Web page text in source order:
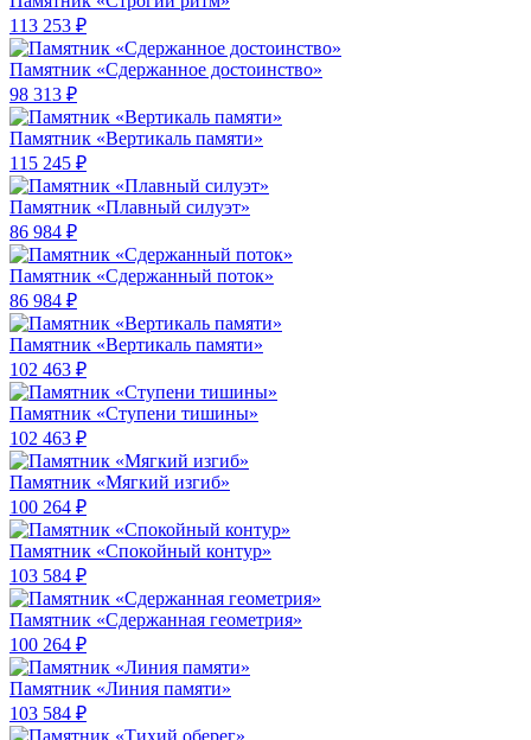
113 253 ₽
Памятник «Сдержанное достоинство»
98 313 ₽
Памятник «Вертикаль памяти»
115 245 ₽
Памятник «Плавный силуэт»
86 984 ₽
Памятник «Сдержанный поток»
86 984 ₽
Памятник «Вертикаль памяти»
102 463 ₽
Памятник «Ступени тишины»
102 463 ₽
Памятник «Мягкий изгиб»
100 264 ₽
Памятник «Спокойный контур»
103 584 ₽
Памятник «Сдержанная геометрия»
100 264 ₽
Памятник «Линия памяти»
103 584 ₽